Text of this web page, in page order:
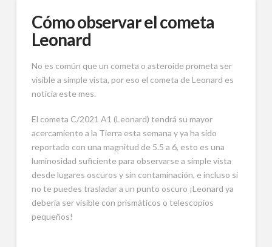
Cómo observar el cometa
Leonard
No es común que un cometa o asteroide prometa ser
visible a simple vista, por eso el cometa de Leonard es
noticia este mes.
El cometa C/2021 A1 (Leonard) tendrá su mayor
acercamiento a la Tierra esta semana y ya ha sido
reportado con una magnitud de 5.5 a 6, esto es una
luminosidad suficiente para observarse a simple vista
desde lugares oscuros y sin contaminación, e incluso si
no te puedes trasladar a un punto oscuro ¡Leonard ya
debería ser visible con prismáticos o telescopios
pequeños!